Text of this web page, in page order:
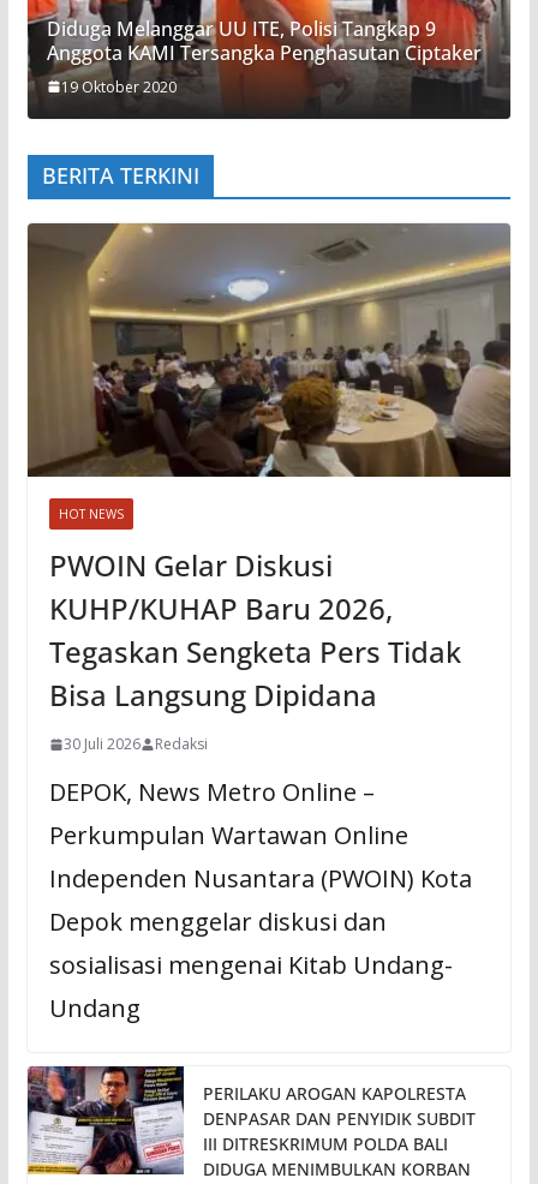
Diduga Melanggar UU ITE, Polisi Tangkap 9
Anggota KAMI Tersangka Penghasutan Ciptaker
19 Oktober 2020
BERITA TERKINI
HOT NEWS
PWOIN Gelar Diskusi
KUHP/KUHAP Baru 2026,
Tegaskan Sengketa Pers Tidak
Bisa Langsung Dipidana
30 Juli 2026 Redaksi
DEPOK, News Metro Online –
Perkumpulan Wartawan Online
Independen Nusantara (PWOIN) Kota
Depok menggelar diskusi dan
sosialisasi mengenai Kitab Undang-
Undang
PERILAKU AROGAN KAPOLRESTA
DENPASAR DAN PENYIDIK SUBDIT
III DITRESKRIMUM POLDA BALI
DIDUGA MENIMBULKAN KORBAN